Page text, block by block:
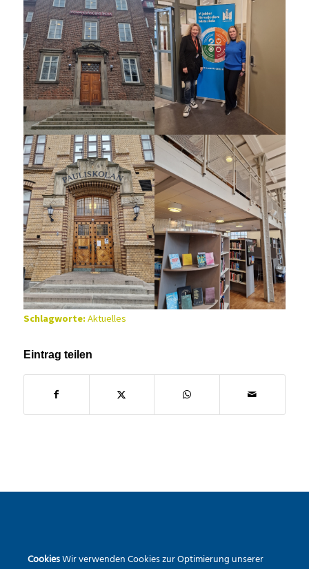
Schlagworte:Aktuelles
Eintrag teilen
Pietrapaola-Platz 4
CookiesWir verwenden Cookies zur Optimierung unserer